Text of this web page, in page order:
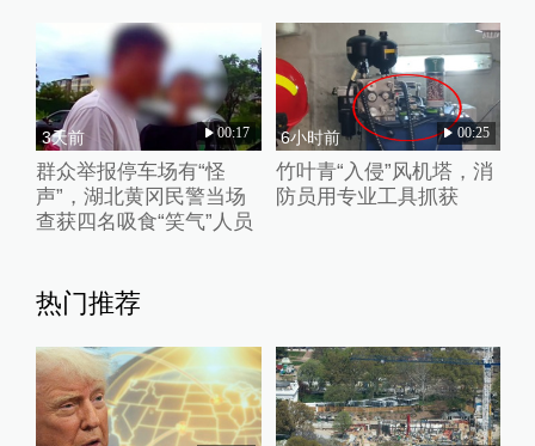
3天前 00:17
群众举报停车场有“怪
声”，湖北黄冈民警当场
查获四名吸食“笑气”人员
6小时前 00:25
竹叶青“入侵”风机塔，消
防员用专业工具抓获
热门推荐